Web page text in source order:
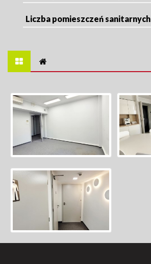
Liczba pomieszczeń sanitarnych